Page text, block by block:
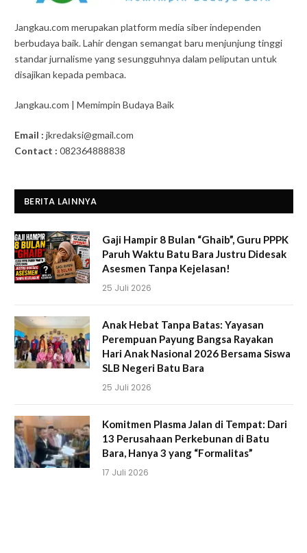
Jangkau.com merupakan platform media siber independen
berbudaya baik. Lahir dengan semangat baru menjunjung tinggi
standar jurnalisme yang sesungguhnya dalam peliputan untuk
disajikan kepada pembaca.
Jangkau.com | Memimpin Budaya Baik
Email : jkredaksi@gmail.com
Contact : 082364888838
BERITA LAINNYA
Gaji Hampir 8 Bulan “Ghaib”, Guru PPPK
Paruh Waktu Batu Bara Justru Didesak
Asesmen Tanpa Kejelasan!
25 Juli 2026
Anak Hebat Tanpa Batas: Yayasan
Perempuan Payung Bangsa Rayakan
Hari Anak Nasional 2026 Bersama Siswa
SLB Negeri Batu Bara
25 Juli 2026
Komitmen Plasma Jalan di Tempat: Dari
13 Perusahaan Perkebunan di Batu
Bara, Hanya 3 yang “Formalitas”
17 Juli 2026